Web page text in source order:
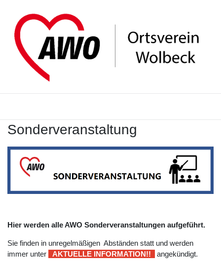
Sonderveranstaltung
Hier werden alle AWO Sonderveranstaltungen aufgeführt.
Sie finden in unregelmäßigen Abständen statt und werden
immer unter
AKTUELLE INFORMATION!! angekündigt.